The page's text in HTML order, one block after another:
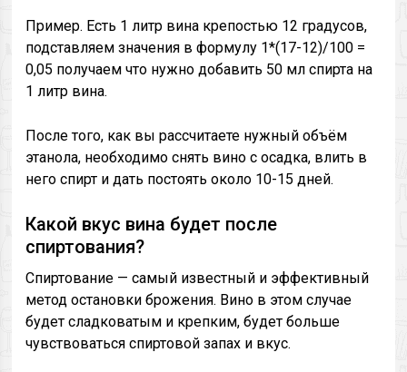
Пример. Есть 1 литр вина крепостью 12 градусов,
подставляем значения в формулу 1*(17-12)/100 =
0,05 получаем что нужно добавить 50 мл спирта на
1 литр вина.
После того, как вы рассчитаете нужный объём
этанола, необходимо снять вино с осадка, влить в
него спирт и дать постоять около 10-15 дней.
Какой вкус вина будет после
спиртования?
Спиртование — самый известный и эффективный
метод остановки брожения. Вино в этом случае
будет сладковатым и крепким, будет больше
чувствоваться спиртовой запах и вкус.